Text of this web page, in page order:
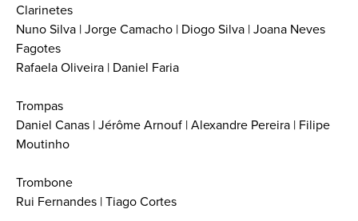
Clarinetes
Nuno Silva | Jorge Camacho | Diogo Silva | Joana Neves
Fagotes
Rafaela Oliveira | Daniel Faria
Trompas
Daniel Canas | Jérôme Arnouf | Alexandre Pereira | Filipe
Moutinho
Trombone
Rui Fernandes | Tiago Cortes